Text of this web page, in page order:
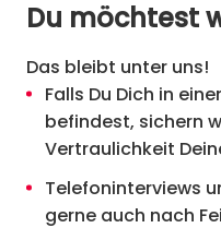
Du möchtest
Das bleibt unter uns!
Falls Du Dich in
befindest, sichern
Vertraulichkeit
Telefoninterviews
gerne auch nach